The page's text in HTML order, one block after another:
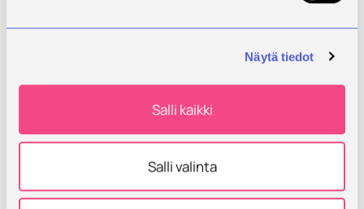
Näytä tiedot
Salli kaikki
Salli valinta
KorrTest-hankkeen
toteuttajakumppaneita ovat
Conduco Oy, Farmi Forest Oy,
Hydroline Oy, Yara Suomi Oy sekä
Itä-Suomen yliopisto.
kemianalalla sekä opetus- ja
tutkimussektorilla.
Funded by
ESR Flat rate